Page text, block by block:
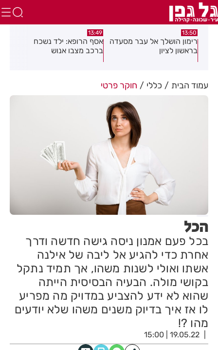
13:50
רימון הושלך אל עבר מסעדה
בראשון לציון
13:49
אסף הרופא: ילד נשכח
ברכב מצבו אנוש
עמוד הבית כללי חוקר פרטי
הכל
בכל פעם אמנון ניסה גישה חדשה ודרך
אחרת כדי להגיע אל ליבה של אילנה
אשתו ואולי לשנות משהו, אך תמיד נתקל
בקושי מולה. הבעיה הבסיסית הייתה
שהוא לא ידע להצביע במדויק מה מפריע
לו אז איך בדיוק משנים משהו שלא יודעים
מהו ?!
19.05.22 | 15:00